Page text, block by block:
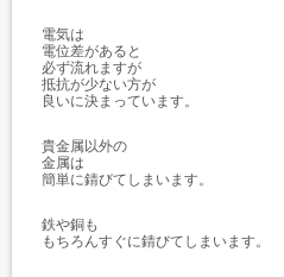
電気は
電位差があると
必ず流れますが
抵抗が少ない方が
良いに決まっています。
貴金属以外の
金属は
簡単に錆びてしまいます。
鉄や銅も
もちろんすぐに錆びてしまいます。